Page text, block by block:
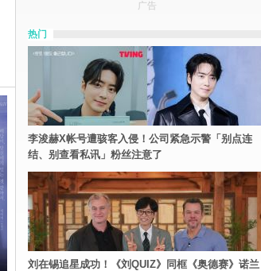
广告
热门
李浚赫X帐号遭骇客入侵！公司紧急示警「别点连
结、别查看私讯」粉丝注意了
刘在锡追星成功！《刘QUIZ》同框《奥德赛》诺兰